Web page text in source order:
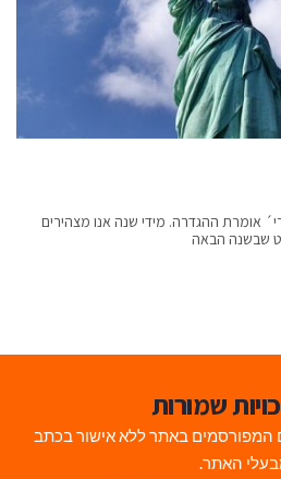
אומרת ההגדרה. מידי שנה אנו מצהירים
שבשנה הבאה
שמורות
המפורסמים באתר ללא אישור בכתב
האתר.